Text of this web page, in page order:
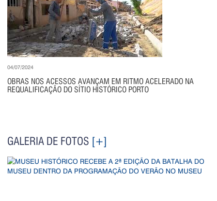
04/07/2024
OBRAS NOS ACESSOS AVANÇAM EM RITMO ACELERADO NA
REQUALIFICAÇÃO DO SÍTIO HISTÓRICO PORTO
GALERIA DE FOTOS [+]